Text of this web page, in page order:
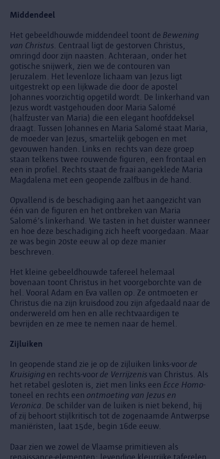
Middendeel
Het gebeeldhouwde middendeel toont de Bewening
van Christus. Centraal ligt de gestorven Christus,
omringd door zijn naasten. Achteraan, onder het
gotische snijwerk, zien we de contouren van
Jeruzalem. Het levenloze lichaam van Jezus ligt
uitgestrekt op een lijkwade die door de apostel
Johannes voorzichtig opgetild wordt. De linkerhand van
Jezus wordt vastgehouden door Maria Salomé
(halfzuster van Maria) die een elegant hoofddeksel
draagt. Tussen Johannes en Maria Salomé staat Maria,
de moeder van Jezus, smartelijk gebogen en met
gevouwen handen. Links en rechts van deze groep
staan telkens twee rouwende figuren, een frontaal en
een in profiel. Rechts staat de fraai aangeklede Maria
Magdalena met een geopende zalfbus in de hand.
Opvallend is de beschadiging aan het aangezicht van
één van de figuren en het ontbreken van Maria
Salomé’s linkerhand. We tasten in het duister wanneer
en hoe deze beschadiging zich heeft voorgedaan. Maar
ze was begin 20ste eeuw al op deze manier
beschreven.
Het kleine gebeeldhouwde tafereel helemaal
bovenaan toont Christus in het voorgeborchte van de
hel. Vooral Adam en Eva vallen op. Ze ontmoeten er
Christus die na zijn kruisdood zou zijn afgedaald naar de
onderwereld om hen en alle rechtvaardigen te
bevrijden en ze mee te nemen naar de hemel.
Zijluiken
In geopende stand zie je op de zijluiken links-voor de
Kruisiging en rechts-voor de Verrijzenis van Christus. Als
het retabel gesloten is, ziet men links een Ecce Homo-
toneel en rechts een ontmoeting van Jezus en
Veronica. De schilder van de luiken is niet bekend, hij
of zij behoort stijlkritisch tot de zogenaamde Antwerpse
maniëristen, laat 15de, begin 16de eeuw.
Daar zien we zowel de Vlaamse primitieven als
renaissance-elementen: levendige kleurrijke taferelen